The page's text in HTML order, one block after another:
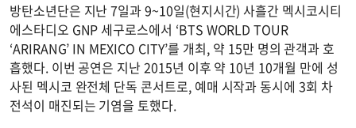
방탄소년단은 지난 7일과 9~10일(현지시간) 사흘간 멕시코시티
에스타디오 GNP 세구로스에서 ‘BTS WORLD TOUR
‘ARIRANG’ IN MEXICO CITY’를 개최, 약 15만 명의 관객과 호
흡했다. 이번 공연은 지난 2015년 이후 약 10년 10개월 만에 성
사된 멕시코 완전체 단독 콘서트로, 예매 시작과 동시에 3회 차
전석이 매진되는 기염을 토했다.